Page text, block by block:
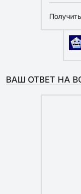
ВАШ ОТВЕТ НА